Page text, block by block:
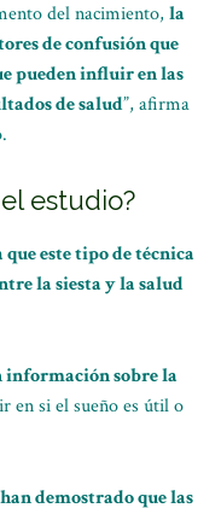
del nacimiento, la
de confusión que
pueden influir en las
de salud”, afirma
estudio?
este tipo de técnica
la siesta y la salud
información sobre la
en si el sueño es útil o
demostrado que las